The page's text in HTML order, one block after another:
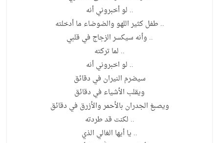
.. لو أخبروني أنه
.. طفل كثير اللهو والضوضاء ما أدخلته
.. وأنه سيكسر الزجاج في قلبي
.. لما تركته
.. لو اخبروني أنه
سيضرم النيران في دقائق
ويقلب الأشياء في دقائق
ويصبغ الجدران بالأحمر والأزرق في دقائق
.. لكنت قد طردته
.. يا أيها الغالي الذي